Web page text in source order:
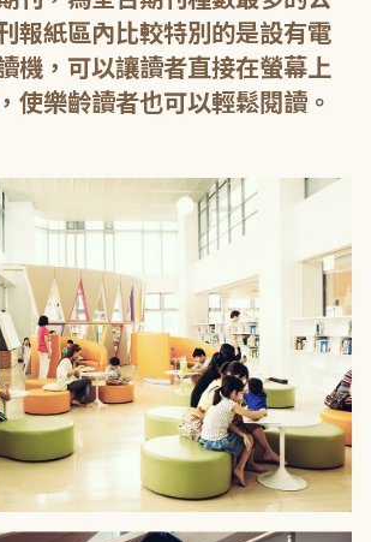
報紙區內比較特別的是設有電
機，可以讓讀者直接在螢幕上
使樂齡讀者也可以輕鬆閱讀。